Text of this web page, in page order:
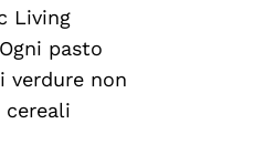
Living
pasto
non